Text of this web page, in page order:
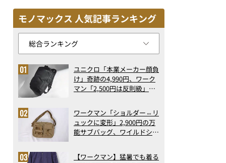
モノマックス 人気記事ランキング
ユニクロ「本業メーカー顔負
け」奇跡の4,990円、ワーク
マン「2,500円は反則級」凄
ト3】（2026年6月版）
ワークマン「ショルダー⇔リ
ュックに変形」2,900円の万
能サブバッグ、ワイルドシン
記事ランキングベスト3】
【ワークマン】猛暑でも着る